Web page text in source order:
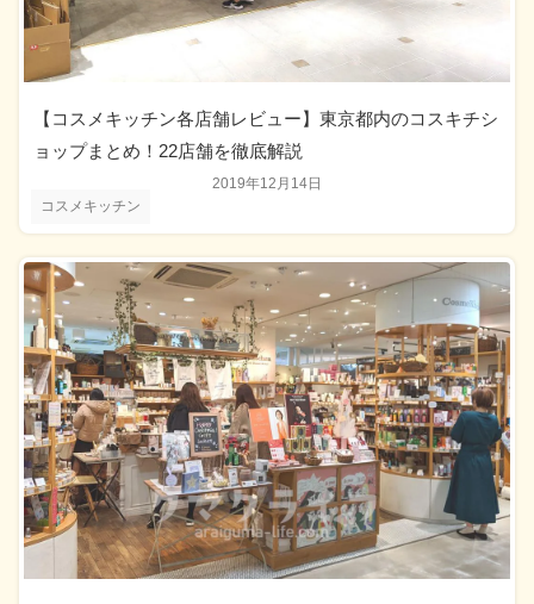
コスメキッチン
2019年12月14日
【コスメキッチン各店舗レビュー】東京都内のコスキチシ
ョップまとめ！22店舗を徹底解説